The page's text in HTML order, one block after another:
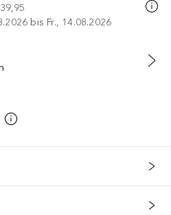
bis Fr., 14.08.2026